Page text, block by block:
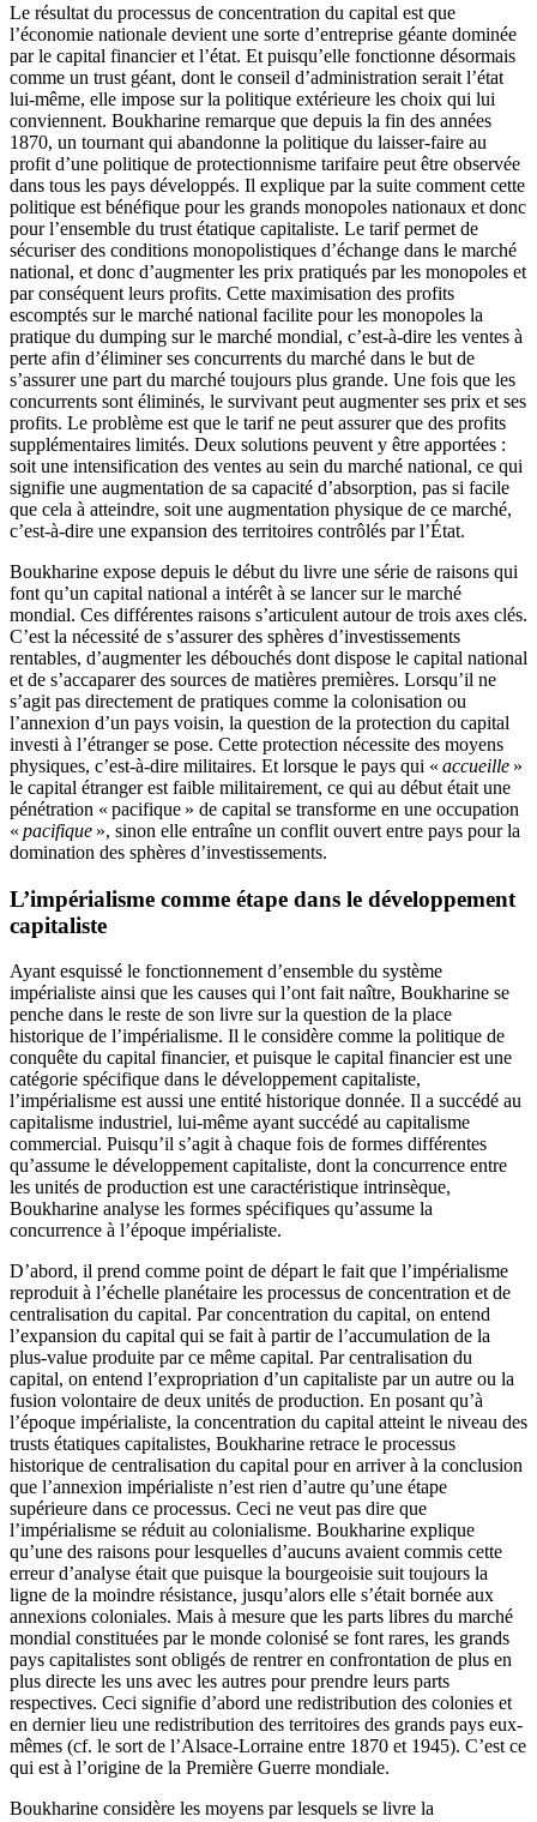
Le résultat du processus de concentration du capital est que
l’économie nationale devient une sorte d’entreprise géante dominée
par le capital financier et l’état. Et puisqu’elle fonctionne désormais
comme un trust géant, dont le conseil d’administration serait l’état
lui-même, elle impose sur la politique extérieure les choix qui lui
conviennent. Boukharine remarque que depuis la fin des années
1870, un tournant qui abandonne la politique du laisser-faire au
profit d’une politique de protectionnisme tarifaire peut être observée
dans tous les pays développés. Il explique par la suite comment cette
politique est bénéfique pour les grands monopoles nationaux et donc
pour l’ensemble du trust étatique capitaliste. Le tarif permet de
sécuriser des conditions monopolistiques d’échange dans le marché
national, et donc d’augmenter les prix pratiqués par les monopoles et
par conséquent leurs profits. Cette maximisation des profits
escomptés sur le marché national facilite pour les monopoles la
pratique du dumping sur le marché mondial, c’est-à-dire les ventes à
perte afin d’éliminer ses concurrents du marché dans le but de
s’assurer une part du marché toujours plus grande. Une fois que les
concurrents sont éliminés, le survivant peut augmenter ses prix et ses
profits. Le problème est que le tarif ne peut assurer que des profits
supplémentaires limités. Deux solutions peuvent y être apportées :
soit une intensification des ventes au sein du marché national, ce qui
signifie une augmentation de sa capacité d’absorption, pas si facile
que cela à atteindre, soit une augmentation physique de ce marché,
c’est-à-dire une expansion des territoires contrôlés par l’État.
Boukharine expose depuis le début du livre une série de raisons qui
font qu’un capital national a intérêt à se lancer sur le marché
mondial. Ces différentes raisons s’articulent autour de trois axes clés.
C’est la nécessité de s’assurer des sphères d’investissements
rentables, d’augmenter les débouchés dont dispose le capital national
et de s’accaparer des sources de matières premières. Lorsqu’il ne
s’agit pas directement de pratiques comme la colonisation ou
l’annexion d’un pays voisin, la question de la protection du capital
investi à l’étranger se pose. Cette protection nécessite des moyens
physiques, c’est-à-dire militaires. Et lorsque le pays qui « accueille »
le capital étranger est faible militairement, ce qui au début était une
pénétration « pacifique » de capital se transforme en une occupation
« pacifique », sinon elle entraîne un conflit ouvert entre pays pour la
domination des sphères d’investissements.
L’impérialisme comme étape dans le développement
capitaliste
Ayant esquissé le fonctionnement d’ensemble du système
impérialiste ainsi que les causes qui l’ont fait naître, Boukharine se
penche dans le reste de son livre sur la question de la place
historique de l’impérialisme. Il le considère comme la politique de
conquête du capital financier, et puisque le capital financier est une
catégorie spécifique dans le développement capitaliste,
l’impérialisme est aussi une entité historique donnée. Il a succédé au
capitalisme industriel, lui-même ayant succédé au capitalisme
commercial. Puisqu’il s’agit à chaque fois de formes différentes
qu’assume le développement capitaliste, dont la concurrence entre
les unités de production est une caractéristique intrinsèque,
Boukharine analyse les formes spécifiques qu’assume la
concurrence à l’époque impérialiste.
D’abord, il prend comme point de départ le fait que l’impérialisme
reproduit à l’échelle planétaire les processus de concentration et de
centralisation du capital. Par concentration du capital, on entend
l’expansion du capital qui se fait à partir de l’accumulation de la
plus-value produite par ce même capital. Par centralisation du
capital, on entend l’expropriation d’un capitaliste par un autre ou la
fusion volontaire de deux unités de production. En posant qu’à
l’époque impérialiste, la concentration du capital atteint le niveau des
trusts étatiques capitalistes, Boukharine retrace le processus
historique de centralisation du capital pour en arriver à la conclusion
que l’annexion impérialiste n’est rien d’autre qu’une étape
supérieure dans ce processus. Ceci ne veut pas dire que
l’impérialisme se réduit au colonialisme. Boukharine explique
qu’une des raisons pour lesquelles d’aucuns avaient commis cette
erreur d’analyse était que puisque la bourgeoisie suit toujours la
ligne de la moindre résistance, jusqu’alors elle s’était bornée aux
annexions coloniales. Mais à mesure que les parts libres du marché
mondial constituées par le monde colonisé se font rares, les grands
pays capitalistes sont obligés de rentrer en confrontation de plus en
plus directe les uns avec les autres pour prendre leurs parts
respectives. Ceci signifie d’abord une redistribution des colonies et
en dernier lieu une redistribution des territoires des grands pays eux-
mêmes (cf. le sort de l’Alsace-Lorraine entre 1870 et 1945). C’est ce
qui est à l’origine de la Première Guerre mondiale.
Boukharine considère les moyens par lesquels se livre la